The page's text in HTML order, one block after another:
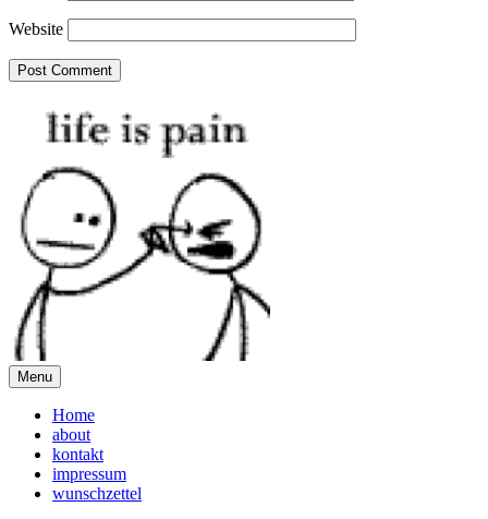
Website
Menu
Home
about
kontakt
impressum
wunschzettel